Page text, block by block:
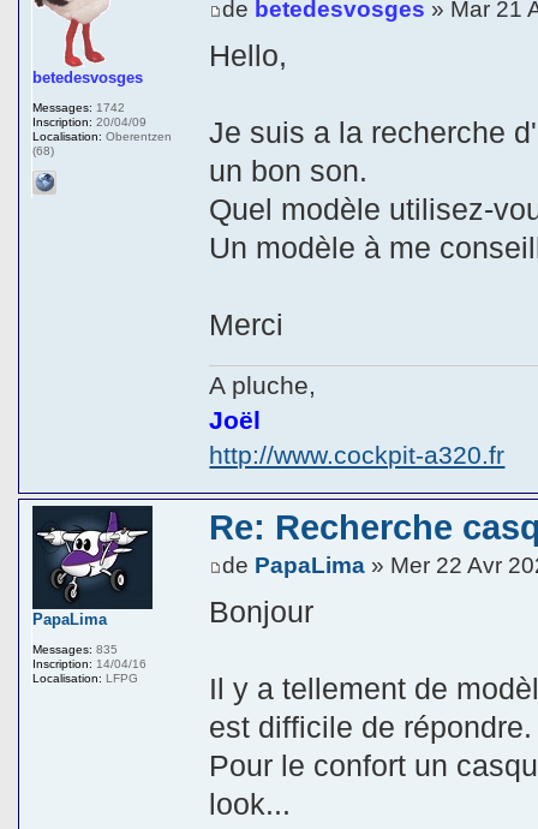
de betedesvosges » Mar 21
Hello,
Je suis a la recherche
un bon son.
Quel modèle utilisez-
Un modèle à me
Merci
A pluche,
Joël
http://www.cockpit-a320.fr
betedesvosges
Messages: 1742
Inscription: 20/04/09
Localisation: Oberentzen
(68)
Re: Recherche
de PapaLima » Mer 22 Avr
Bonjour
Il y a tellement de
est difficile de répondre.
Pour le confort un
look...
PapaLima
Messages: 835
Inscription: 14/04/16
Localisation: LFPG